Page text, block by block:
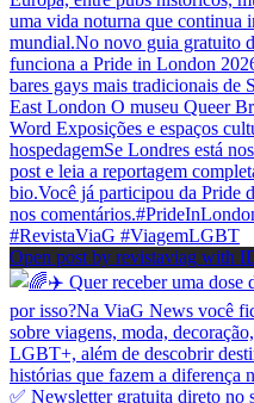
Open post by revistaviag with